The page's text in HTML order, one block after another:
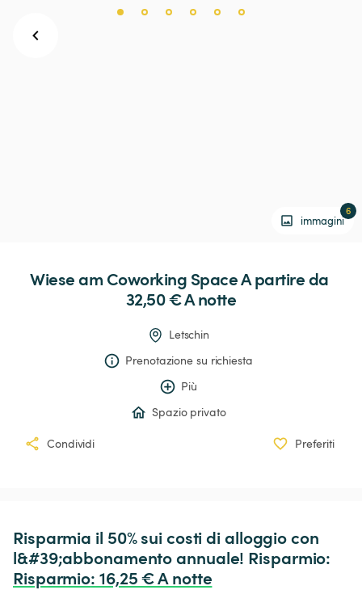
immagini
6
Wieseam Coworking Space A partire da
32,50 € A notte
Letschin
Prenotazione su richiesta
Più
Spazio privato
Condividi Preferiti
Risparmia il 50% sui costi di alloggio con
l&#39;abbonamento annuale! Risparmio:
Risparmio: 16,25 € A notte